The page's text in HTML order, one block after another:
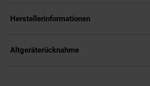
Herstellerinformationen
Altgeräterücknahme